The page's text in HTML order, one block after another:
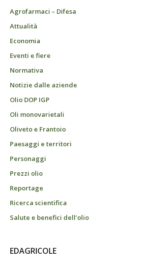
Agrofarmaci – Difesa
Attualità
Economia
Eventi e fiere
Normativa
Notizie dalle aziende
Olio DOP IGP
Oli monovarietali
Oliveto e Frantoio
Paesaggi e territori
Personaggi
Prezzi olio
Reportage
Ricerca scientifica
Salute e benefici dell’olio
EDAGRICOLE